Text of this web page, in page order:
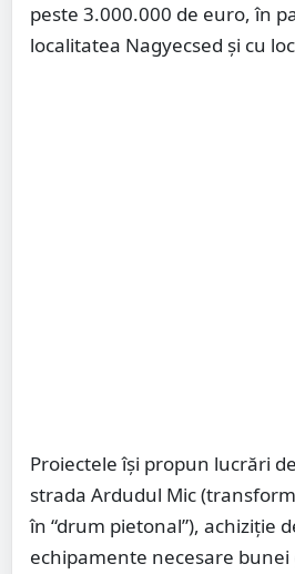
peste 3.000.000 de euro, în
localitatea Nagyecsed și cu
Proiectele își propun lucrări
strada Ardudul Mic
în “drum pietonal”), achiziție
echipamente necesare